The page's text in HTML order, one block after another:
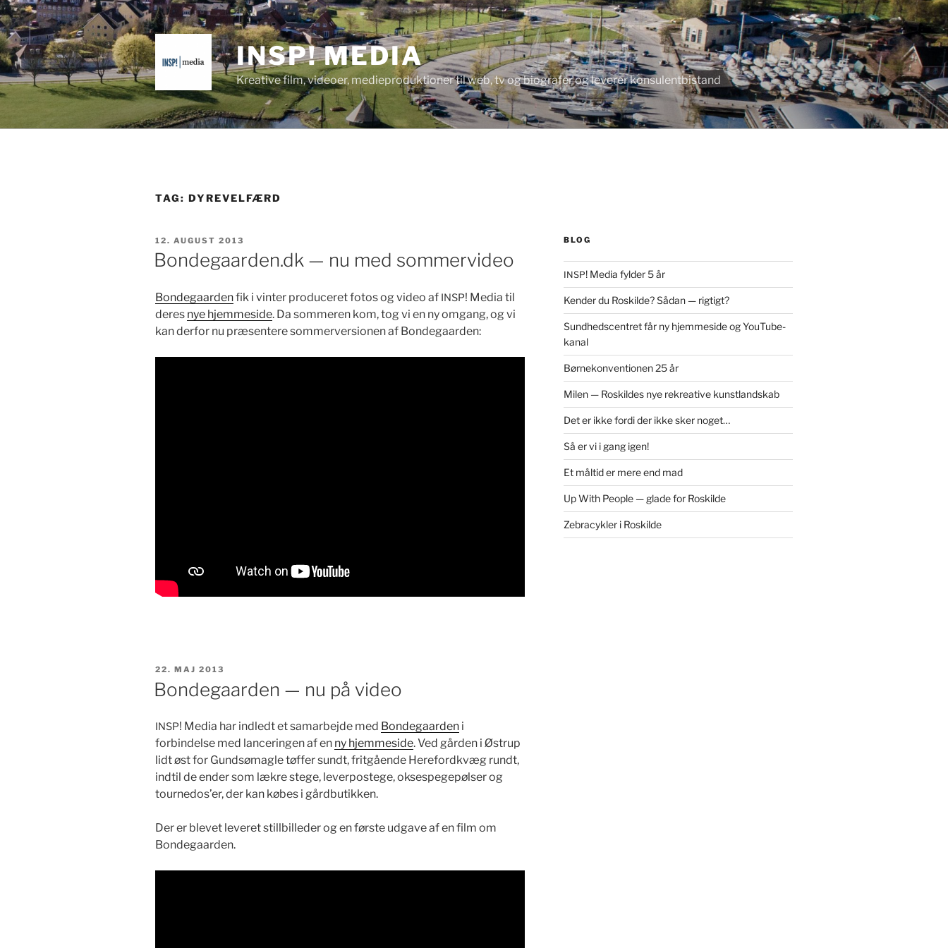
Videre
til
indhold
INSP! MEDIA
Kreative film, videoer, medieproduktioner til web, tv og biografer og leverer konsulentbistand
TAG: DYREVELFÆRD
UDGIVET
DEN
12. AUGUST 2013
Bondegaarden.dk — nu med sommervideo
Bon­de­gaar­denfik i vin­ter pro­duc­eret fotos og video af INSP! Media til
deres nye hjemme­side. Da som­meren kom, tog vi en ny omgang, og vi
kan der­for nu præsen­tere som­merver­sio­nen af Bondegaarden:
UDGIVET
22. MAJ 2013
Bondegaarden — nu på video
INSP! Media har indledt et samar­be­jde med Bon­de­gaar­den i
forbindelse med lancerin­gen af en ny hjemme­side. Ved går­den i Østrup
lidt øst for Gund­sø­ma­gle tøf­fer sundt, frit­gående Here­ford­kvæg rundt,
indtil de ender som lækre stege, lev­er­postege, oksespegepølser og
tourne­dos’er, der kan købes i gårdbutikken.
Der er blevet lev­eret still­billed­er og en første udgave af en film om
Bondegaarden.
BLOG
INSP! Media fylder 5 år
Kender du Roskilde? Sådan — rigtigt?
Sundhedscentret får ny hjemmeside og YouTube-
kanal
Børnekonventionen 25 år
Milen — Roskildes nye rekreative kunstlandskab
Det er ikke fordi der ikke sker noget…
Så er vi i gang igen!
Et måltid er mere end mad
Up With People — glade for Roskilde
Zebracykler i Roskilde